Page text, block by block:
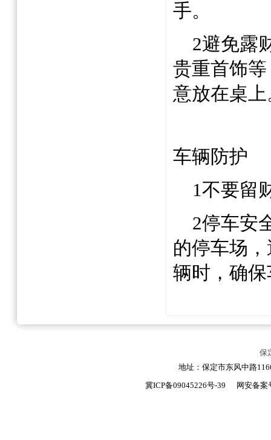
手。
2避免露
贵重首饰
意放在桌上
车辆防护
1不要留
2停车安
的停车场
辆时，确
保
地址：保定市东风中路
冀ICP备09045226号-39
网安备案